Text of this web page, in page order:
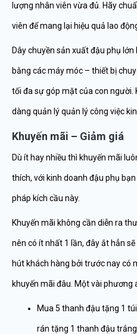
lượng nhân viên vừa đủ. Hãy
viên để mang lại hiệu quả lao
Dây chuyền sản xuất đậu phụ
bằng các máy móc – thiết bị
tối đa sự góp mặt của con người.
dàng quản lý quản lý công việc
Khuyến mãi – Giảm giá
Dù ít hay nhiều thì khuyến mãi
thích, với kinh doanh đậu phụ
pháp kích cầu này.
Khuyến mãi không cần diễn ra
nên có ít nhất 1 lần, đây ắt hẳn
hút khách hàng bởi trước nay có
khuyến mãi đâu. Một vài phương
Mua 5 thanh đậu tặng 1
rán tặng 1 thanh đậu